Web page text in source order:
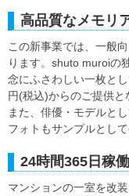
高品質なメモリ
この新事業では、一般
ります。shuto muroiの
念にふさわしい一枚と
円(税込)からのご提供と
また、俳優・モデルと
フォトもサンプルとして
24時間365日稼
マンションの一室を改